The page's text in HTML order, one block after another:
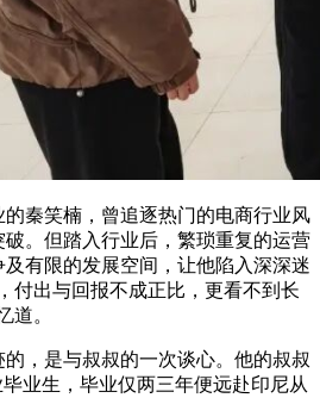
秦笑楠，曾追逐热门的电商行业风
。但踏入行业后，繁琐重复的运营
有限的发展空间，让他陷入深深迷
付出与回报不成正比，更看不到长
道。
，是与叔叔的一次谈心。他的叔叔
业生，毕业仅两三年便远赴印尼从